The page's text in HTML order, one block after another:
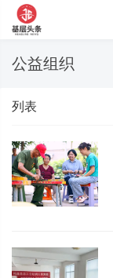
公益组织
列表